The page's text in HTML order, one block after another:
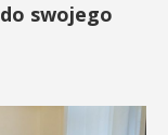
swojego